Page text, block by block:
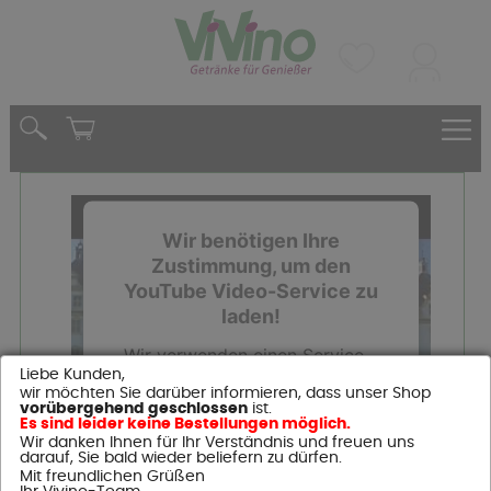
Wir benötigen Ihre
Zustimmung, um den
YouTube Video-Service zu
laden!
Wir verwenden einen Service
eines Drittanbieters, um
Videoinhalte einzubetten.
Dieser Service kann Daten zu
Ihren Aktivitäten sammeln.
Bitte lesen Sie die Details
Liebe Kunden,
wir möchten Sie darüber informieren, dass unser Shop
vorübergehend geschlossenist.
Es sind leider keine Bestellungen möglich.
Wir danken Ihnen für Ihr Verständnis und freuen uns
darauf, Sie bald wieder beliefern zu dürfen.
Mit freundlichen Grüßen